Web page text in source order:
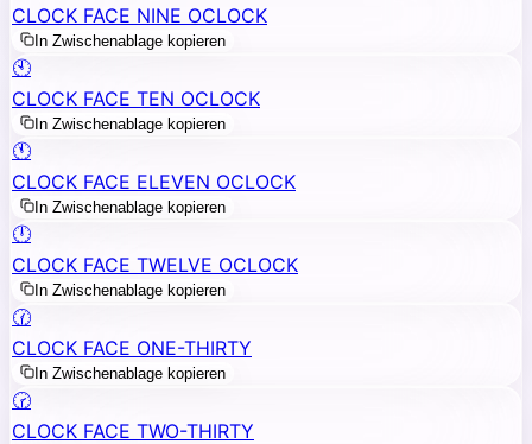
CLOCK FACE NINE OCLOCK
In Zwischenablage kopieren
🕙
CLOCK FACE TEN OCLOCK
In Zwischenablage kopieren
🕚
CLOCK FACE ELEVEN OCLOCK
In Zwischenablage kopieren
🕛
CLOCK FACE TWELVE OCLOCK
In Zwischenablage kopieren
🕜
CLOCK FACE ONE-THIRTY
In Zwischenablage kopieren
🕝
CLOCK FACE TWO-THIRTY